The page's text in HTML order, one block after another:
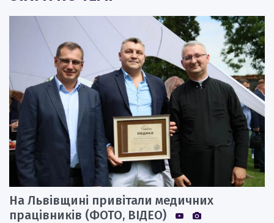
На Львівщині привітали медичних
працівників (ФОТО, ВІДЕО)